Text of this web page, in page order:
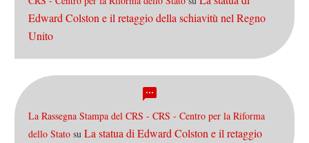
Edward Colston e il retaggio della schiavitù nel Regno
Unito
La Rassegna Stampa del CRS - CRS - Centro per la Riforma
dello Stato su La statua di Edward Colston e il retaggio